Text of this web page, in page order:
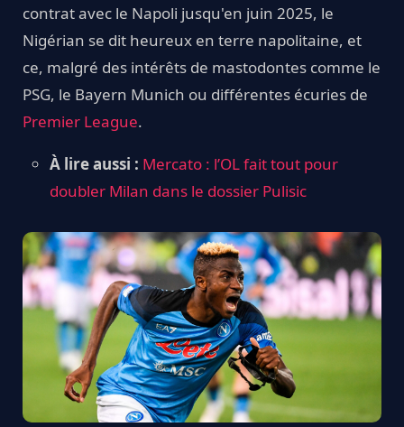
contrat avec le Napoli jusqu'en juin 2025, le
Nigérian se dit heureux en terre napolitaine, et
ce, malgré des intérêts de mastodontes comme le
PSG, le Bayern Munich ou différentes écuries de
Premier League.
À lire aussi : Mercato : l’OL fait tout pour
doubler Milan dans le dossier Pulisic